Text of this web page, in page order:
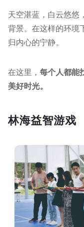
天空湛蓝，白云悠悠
背景。在这样的环境
归内心的宁静。
在这里， 每个人都能
美好时光。
林海益智游戏